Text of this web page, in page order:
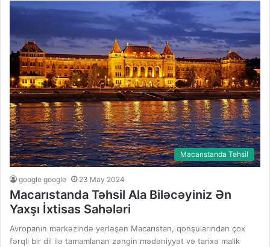
Macarıstanda Təhsil
google google 23 May 2024
Macarıstanda Təhsil Ala Biləcəyiniz Ən
Yaxşı İxtisas Sahələri
Avropanın mərkəzində yerləşən Macarıstan, qonşularından çox
fərqli bir dil ilə tamamlanan zəngin mədəniyyət və tarixə malik